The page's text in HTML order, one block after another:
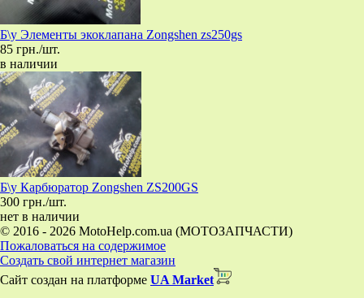
Б\у Элементы экоклапана Zongshen zs250gs
85 грн./шт.
в наличии
Б\у Карбюратор Zongshen ZS200GS
300 грн./шт.
нет в наличии
© 2016 - 2026 MotoHelp.com.ua (МОТОЗАПЧАСТИ)
Пожаловаться на содержимое
Создать свой интернет магазин
Сайт создан на платформе UA Market